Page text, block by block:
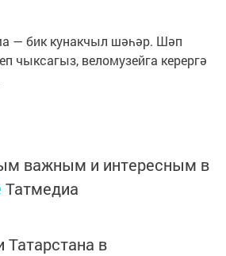
— бик кунакчыл шәһәр. Шәп
чыксагыз, веломузейга керергә
важным и интересным в
Татмедиа
Татарстана в